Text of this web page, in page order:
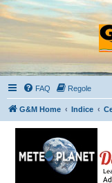
FAQ Regole
G&M Home Indice